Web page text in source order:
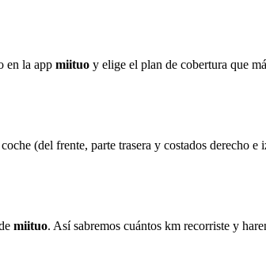
en la app miituo y elige el plan de cobertura que
(del frente, parte trasera y costados derecho
miituo. Así sabremos cuántos km recorriste y